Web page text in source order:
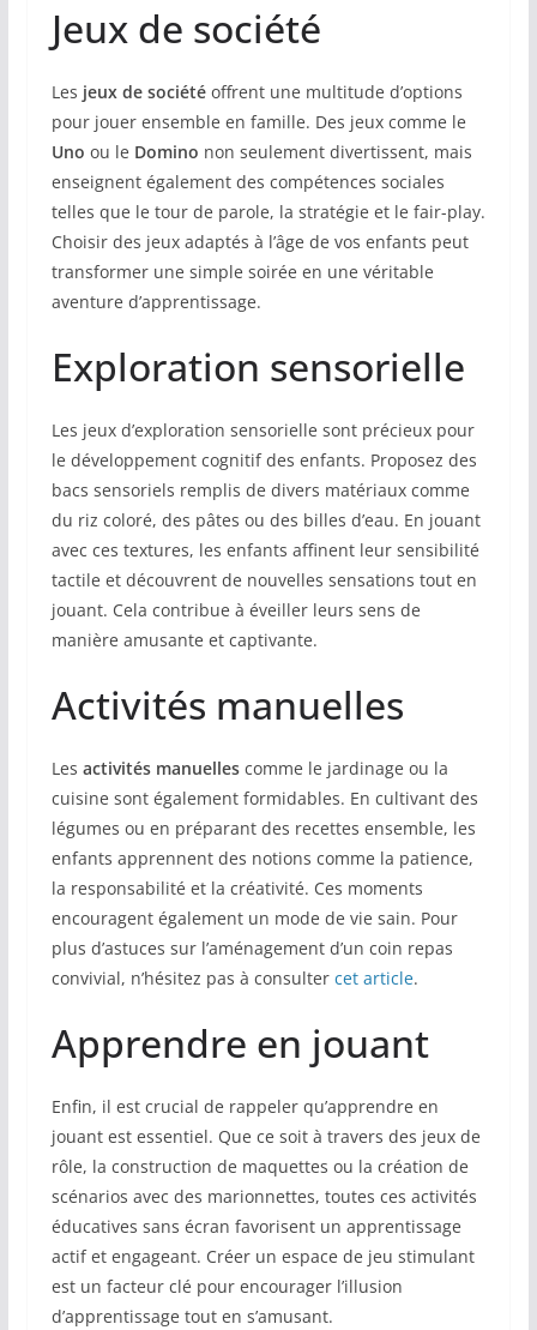
Jeux de société
Les jeux de sociétéoffrent une multitude d’options
pour jouer ensemble en famille. Des jeux comme le
Uno ou le Domino non seulement divertissent, mais
enseignent également des compétences sociales
telles que le tour de parole, la stratégie et le fair-play.
Choisir des jeux adaptés à l’âge de vos enfants peut
transformer une simple soirée en une véritable
aventure d’apprentissage.
Exploration sensorielle
Les jeux d’exploration sensorielle sont précieux pour
le développement cognitif des enfants. Proposez des
bacs sensoriels remplis de divers matériaux comme
du riz coloré, des pâtes ou des billes d’eau. En jouant
avec ces textures, les enfants affinent leur sensibilité
tactile et découvrent de nouvelles sensations tout en
jouant. Cela contribue à éveiller leurs sens de
manière amusante et captivante.
Activités manuelles
Les activités manuellescomme le jardinage ou la
cuisine sont également formidables. En cultivant des
légumes ou en préparant des recettes ensemble, les
enfants apprennent des notions comme la patience,
la responsabilité et la créativité. Ces moments
encouragent également un mode de vie sain. Pour
plus d’astuces sur l’aménagement d’un coin repas
convivial, n’hésitez pas à consulter cet article.
Apprendre en jouant
Enfin, il est crucial de rappeler qu’apprendre en
jouant est essentiel. Que ce soit à travers des jeux de
rôle, la construction de maquettes ou la création de
scénarios avec des marionnettes, toutes ces activités
éducatives sans écran favorisent un apprentissage
actif et engageant. Créer un espace de jeu stimulant
est un facteur clé pour encourager l’illusion
d’apprentissage tout en s’amusant.